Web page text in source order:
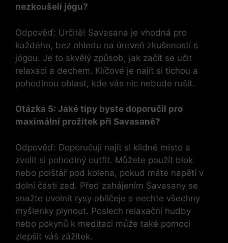
nezkoušeli jógu?
Odpověď: Určitě! Savasana je vhodná pro
každého, bez ohledu na úroveň zkušeností s
jógou. Je to skvělý způsob, jak začít se učit
relaxaci a dechem. Klíčové je najít si tichou a
pohodlnou oblast, kde vás nic nebude rušit.
Otázka 5: Jaké tipy byste doporučil pro
maximální prožitek při Savasaně?
Odpověď: Doporučuji najít si klidné místo a
zvolit si pohodlný outfit. Můžete použít blok
nebo polštář pod kolena, pokud máte napětí v
dolní části zad. Před zahájením Savasany se
snažte uvolnit rysy obličeje a nechte všechny
myšlenky plynout. Poslech relaxační hudby
nebo pokynů k meditaci může také pomoci
zlepšit váš zážitek.